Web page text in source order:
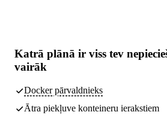
Katrā plānā ir viss tev
vairāk
Docker pārvaldnieks
Ātra piekļuve konteineru ierakstiem